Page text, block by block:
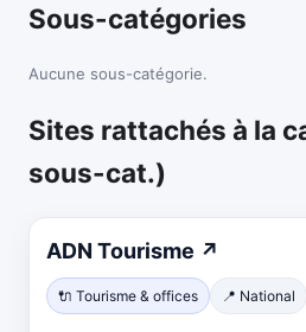
Sous-catégories
Aucune sous-catégorie.
Sites rattachés à la
sous-cat.)
ADN Tourisme ↗
🔌 Tourisme & offices 📍 National